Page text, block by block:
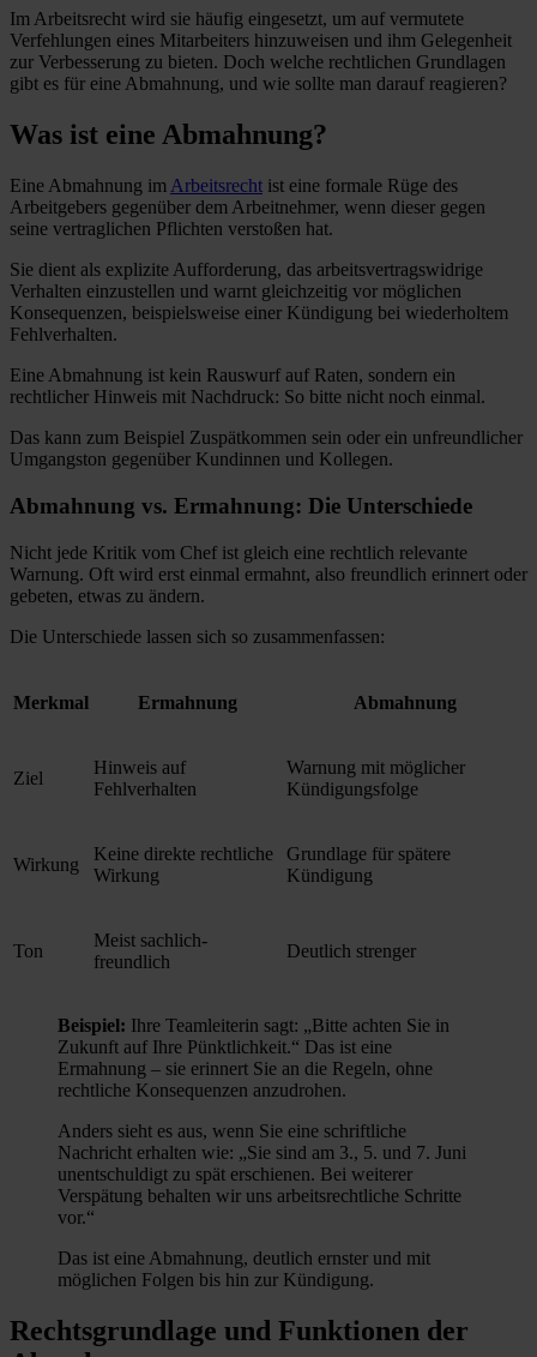
Im Arbeitsrecht wird sie häufig eingesetzt, um auf vermutete
Verfehlungen eines Mitarbeiters hinzuweisen und ihm Gelegenheit
zur Verbesserung zu bieten. Doch welche rechtlichen Grundlagen
gibt es für eine Abmahnung, und wie sollte man darauf reagieren?
Was ist eine Abmahnung?
Eine Abmahnung im Arbeitsrecht ist eine formale Rüge des
Arbeitgebers gegenüber dem Arbeitnehmer, wenn dieser gegen
seine vertraglichen Pflichten verstoßen hat.
Sie dient als explizite Aufforderung, das arbeitsvertragswidrige
Verhalten einzustellen und warnt gleichzeitig vor möglichen
Konsequenzen, beispielsweise einer Kündigung bei wiederholtem
Fehlverhalten.
Eine Abmahnung ist kein Rauswurf auf Raten, sondern ein
rechtlicher Hinweis mit Nachdruck: So bitte nicht noch einmal.
Das kann zum Beispiel Zuspätkommen sein oder ein unfreundlicher
Umgangston gegenüber Kundinnen und Kollegen.
Abmahnung vs. Ermahnung: Die Unterschiede
Nicht jede Kritik vom Chef ist gleich eine rechtlich relevante
Warnung. Oft wird erst einmal ermahnt, also freundlich erinnert oder
gebeten, etwas zu ändern.
Die Unterschiede lassen sich so zusammenfassen:
Merkmal Ermahnung Abmahnung
Ziel
Hinweis auf
Fehlverhalten
Warnung mit möglicher
Kündigungsfolge
Wirkung
Keine direkte rechtliche
Wirkung
Grundlage für spätere
Kündigung
Ton
Meist sachlich-
freundlich
Deutlich strenger
Beispiel: Ihre Teamleiterin sagt: „Bitte achten Sie in
Zukunft auf Ihre Pünktlichkeit.“ Das ist eine
Ermahnung – sie erinnert Sie an die Regeln, ohne
rechtliche Konsequenzen anzudrohen.
Anders sieht es aus, wenn Sie eine schriftliche
Nachricht erhalten wie: „Sie sind am 3., 5. und 7. Juni
unentschuldigt zu spät erschienen. Bei weiterer
Verspätung behalten wir uns arbeitsrechtliche Schritte
vor.“
Das ist eine Abmahnung, deutlich ernster und mit
möglichen Folgen bis hin zur Kündigung.
Rechtsgrundlage und Funktionen der